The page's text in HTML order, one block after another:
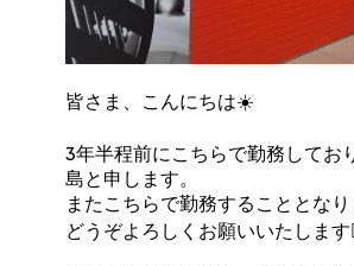
皆さま、こんにちは☀️
3年半程前にこちらで勤務してお
島と申します。
またこちらで勤務することとなり
どうぞよろしくお願いいたします